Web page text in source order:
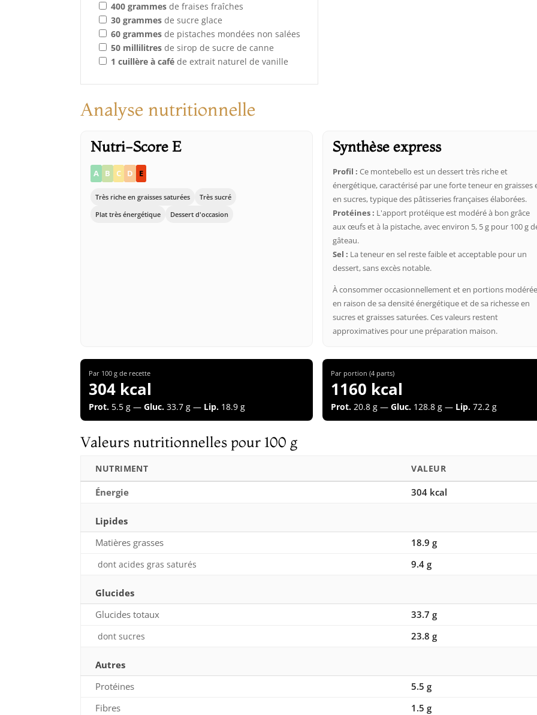
400 grammes de fraises fraîches
30 grammes de sucre glace
60 grammes de pistaches mondées non salées
50 millilitres de sirop de sucre de canne
1 cuillère à café de extrait naturel de vanille
Analyse nutritionnelle
Nutri-Score E
A B C D E
Très riche en graisses saturées
Très sucré
Plat très énergétique
Dessert d'occasion
Synthèse express
Profil : Ce montebello est un dessert très riche et
énergétique, caractérisé par une forte teneur en graisses
en sucres, typique des pâtisseries françaises élaborées.
Protéines : L'apport protéique est modéré à bon grâce
aux œufs et à la pistache, avec environ 5, 5 g pour 100 g
gâteau.
Sel : La teneur en sel reste faible et acceptable pour un
dessert, sans excès notable.
À consommer occasionnellement et en portions
en raison de sa densité énergétique et de sa richesse en
sucres et graisses saturées. Ces valeurs restent
approximatives pour une préparation maison.
Par 100 g de recette
304 kcal
Prot. 5.5 g —Gluc. 33.7 g — Lip. 18.9 g
Par portion (4 parts)
1160 kcal
Prot. 20.8 g —Gluc. 128.8 g — Lip. 72.2 g
Valeurs nutritionnelles pour 100 g
NUTRIMENT VALEUR
Énergie 304 kcal
Lipides
Matières grasses
18.9 g
dont acides gras saturés 9.4 g
Glucides
Glucides totaux
33.7 g
dont sucres 23.8 g
Autres
Protéines
5.5 g
Fibres
1.5 g